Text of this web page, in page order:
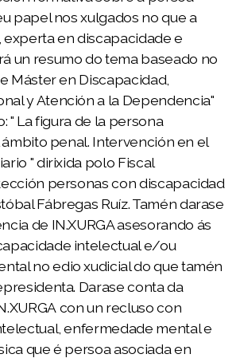
papel nos xulgados no que a
experta en discapacidade e
un resumo do tema baseado no
Máster en Discapacidad,
y Atención a la Dependencia"
" La figura de la persona
penal. Intervención en el
" dirixida polo Fiscal
personas con discapacidad
Fábregas Ruíz. Tamén darase
de IN.XURGA asesorando ás
intelectual e/ou
no edio xudicial do que tamén
Darase conta da
con un recluso con
enfermedade mental e
que é persoa asociada en